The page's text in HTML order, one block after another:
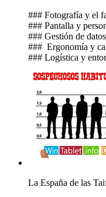
### Fotografía y el
### Pantalla y
### Gestión de
### ️ Ergonomía y
### Logística y
La España de las